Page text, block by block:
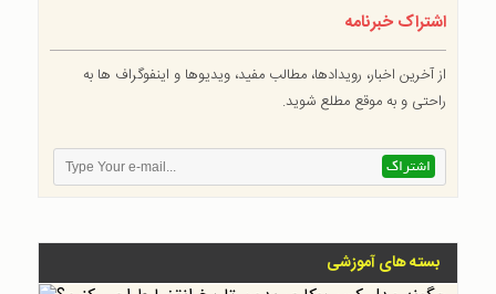
اشتراک خبرنامه
از آخرین اخبار، رویدادها، مطالب مفید، ویدیوها و اینفوگراف ها به
راحتی و به موقع مطلع شوید.
بسته های آموزشی